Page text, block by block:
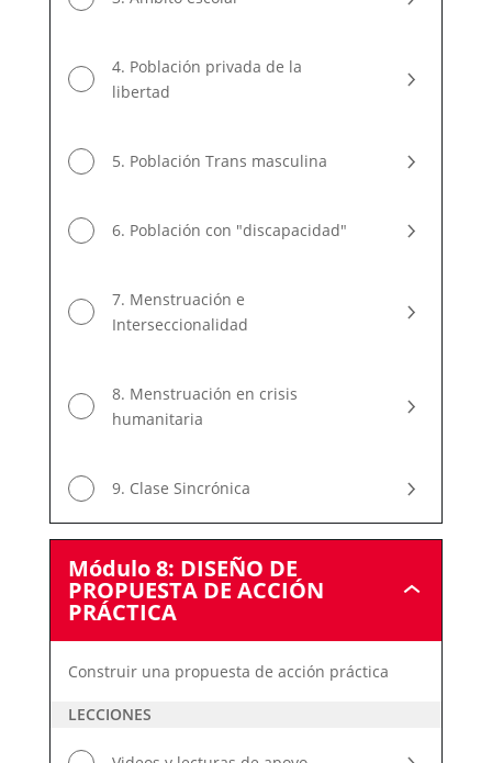
4. Población privada de la
libertad
5. Población Trans masculina
6. Población con "discapacidad"
7. Menstruación e
Interseccionalidad
8. Menstruación en crisis
humanitaria
9. Clase Sincrónica
Módulo 8: DISEÑO DE
PROPUESTA DE ACCIÓN
PRÁCTICA
Módulo
Construir una propuesta de acción práctica
LECCIONES